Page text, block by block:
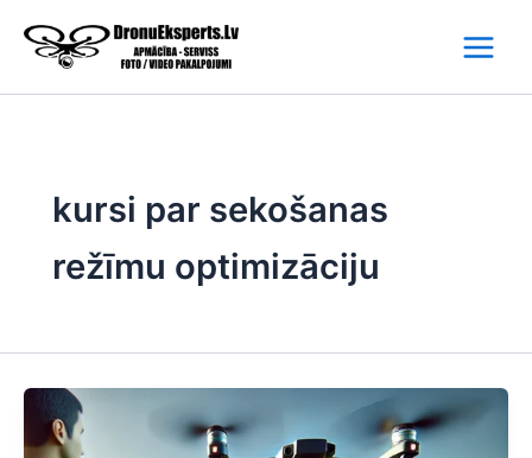
content
kursi par sekošanas
režīmu optimizāciju